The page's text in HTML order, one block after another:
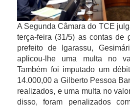
A Segunda Câmara do TCE
terça-feira (31/5) as contas de
prefeito de Igarassu,
aplicou-lhe uma multa no
Também foi imputado um
14.000,00 a Gilberto Pessoa
realizados, e uma multa no
disso, foram penalizados